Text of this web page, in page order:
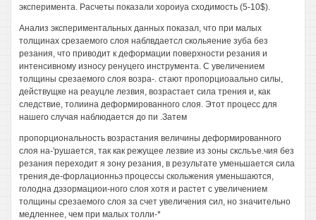
эксперимента. Расчеты показали хороиуа сходимость (5-10$).
Анализ экспериментальных данных показал, что при малых
толщинах срезаемого слоя наблвдаетсл скольяение зуба без
резания, что приводит к деформации поверхности резания и
интенсивному износу ренуцего инструмента. С увеличением
толщины срезаемого слоя возра-. стают пропорциоаально силы,
действущке на реауцле лезвия, возрастает сила трения и, как
следствие, толиина деформированного слоя. Этот процесс для
нашего случая наблюдается до пи .Затем
пропорциональность возрастания величины деформированного
слоя на-'рушается, так как режущее лезвие из зоны сксльъе.чия без
резания переходит я зону резания, в результате уменьшается сила
трения,де-форлационньэ процессы скольжения уменьшаются,
голодна дэзормациои-ного слоя хотя и растет с увеличением
толщины срезаемого слоя за счет увеличения сил, но значительно
медленнее, чем при малых толли-*